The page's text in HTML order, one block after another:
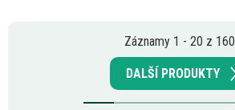
Záznamy 1 - 20 z 160
DALŠÍ PRODUKTY